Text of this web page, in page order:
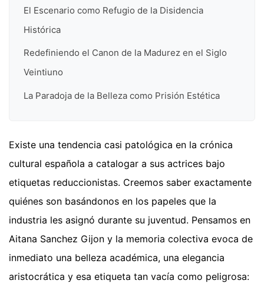
El Escenario como Refugio de la Disidencia
Histórica
Redefiniendo el Canon de la Madurez en el Siglo
Veintiuno
La Paradoja de la Belleza como Prisión Estética
Existe una tendencia casi patológica en la crónica
cultural española a catalogar a sus actrices bajo
etiquetas reduccionistas. Creemos saber exactamente
quiénes son basándonos en los papeles que la
industria les asignó durante su juventud. Pensamos en
Aitana Sanchez Gijon y la memoria colectiva evoca de
inmediato una belleza académica, una elegancia
aristocrática y esa etiqueta tan vacía como peligrosa: